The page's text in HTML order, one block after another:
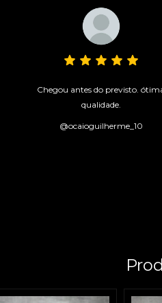
Chegou antes do previsto.
qualidade.
@ocaioguilherme_10